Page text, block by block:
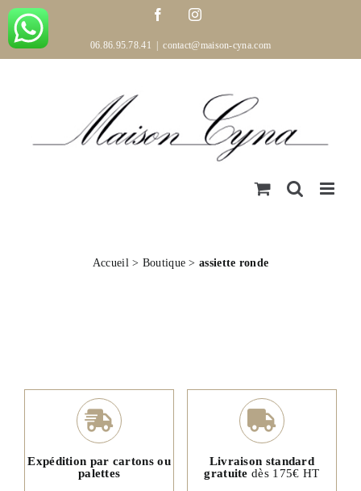
Passer
au
contenu
FacebookInstagram
06.86.95.78.41 contact@maison-cyna.com
Accueil > Boutique >assiette ronde
Expédition par cartons ou
palettes
Livraison standard
gratuite dès 175€ HT